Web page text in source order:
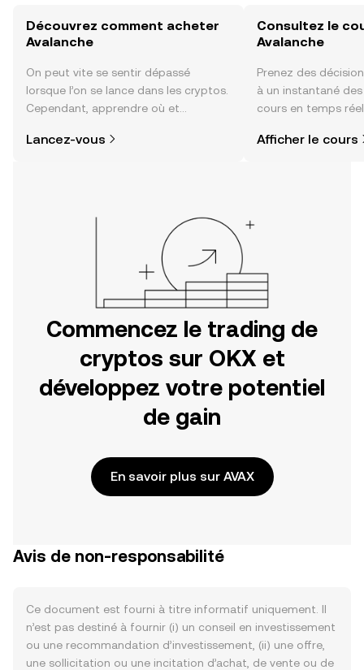
Découvrez comment acheter
Avalanche
On peut vite se sentir dépassé
lorsque l’on se lance dans les cryptos.
Cependant, apprendre où et
plus simple que vous ne l’imaginez.
Lancez-vous
Consultez le
Avalanche
Prenez des
à un instantané
cours en temps
actualités et bien
Afficher le cours
Commencez le trading de
cryptos sur OKX et
développez votre potentiel
de gain
En savoir plus sur AVAX
Avis de non-responsabilité
Ce document est fourni à titre informatif uniquement. Il
n’est pas destiné à fournir (i) un conseil en investissement
ou une recommandation d’investissement, (ii) une offre,
une sollicitation ou une incitation d’achat, de vente ou de